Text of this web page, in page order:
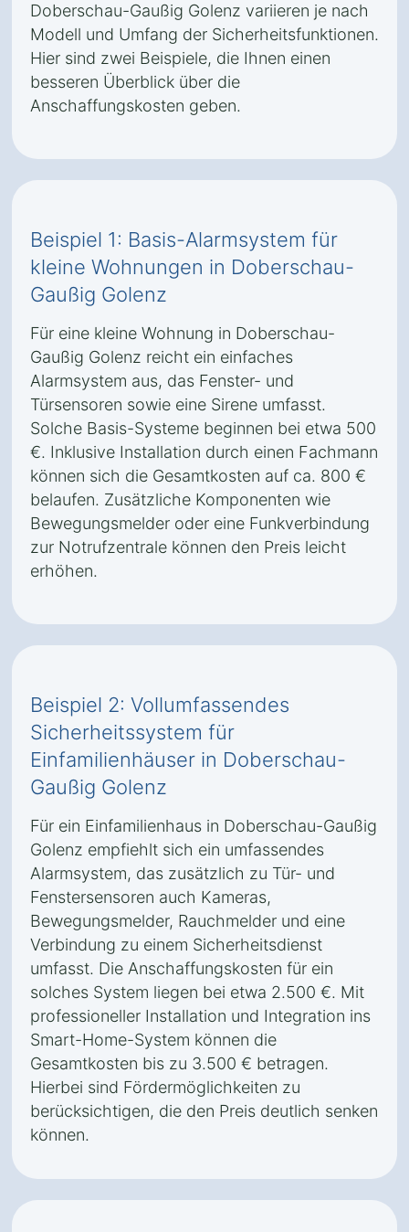
Doberschau-Gaußig Golenz variieren je nach
Modell und Umfang der Sicherheitsfunktionen.
Hier sind zwei Beispiele, die Ihnen einen
besseren Überblick über die
Anschaffungskosten geben.
Beispiel 1: Basis-Alarmsystem für
kleine Wohnungen in Doberschau-
Gaußig Golenz
Für eine kleine Wohnung in Doberschau-
Gaußig Golenz reicht ein einfaches
Alarmsystem aus, das Fenster- und
Türsensoren sowie eine Sirene umfasst.
Solche Basis-Systeme beginnen bei etwa 500
€. Inklusive Installation durch einen Fachmann
können sich die Gesamtkosten auf ca. 800 €
belaufen. Zusätzliche Komponenten wie
Bewegungsmelder oder eine Funkverbindung
zur Notrufzentrale können den Preis leicht
erhöhen.
Beispiel 2: Vollumfassendes
Sicherheitssystem für
Einfamilienhäuser in Doberschau-
Gaußig Golenz
Für ein Einfamilienhaus in Doberschau-Gaußig
Golenz empfiehlt sich ein umfassendes
Alarmsystem, das zusätzlich zu Tür- und
Fenstersensoren auch Kameras,
Bewegungsmelder, Rauchmelder und eine
Verbindung zu einem Sicherheitsdienst
umfasst. Die Anschaffungskosten für ein
solches System liegen bei etwa 2.500 €. Mit
professioneller Installation und Integration ins
Smart-Home-System können die
Gesamtkosten bis zu 3.500 € betragen.
Hierbei sind Fördermöglichkeiten zu
berücksichtigen, die den Preis deutlich senken
können.